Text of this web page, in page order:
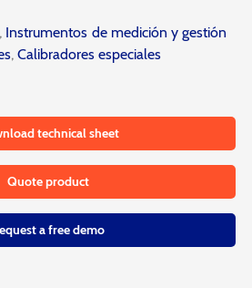
, Instrumentos de medición y gestión
, Calibradores especiales
technical sheet
Quote product
a free demo